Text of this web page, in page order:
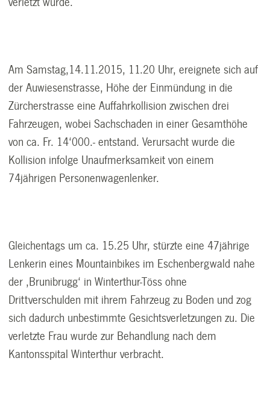
Am Samstag,14.11.2015, 11.20 Uhr, ereignete sich auf
der Auwiesenstrasse, Höhe der Einmündung in die
Zürcherstrasse eine Auffahrkollision zwischen drei
Fahrzeugen, wobei Sachschaden in einer Gesamthöhe
von ca. Fr. 14‘000.- entstand. Verursacht wurde die
Kollision infolge Unaufmerksamkeit von einem
74jährigen Personenwagenlenker.
Gleichentags um ca. 15.25 Uhr, stürzte eine 47jährige
Lenkerin eines Mountainbikes im Eschenbergwald nahe
der ‚Brunibrugg‘ in Winterthur-Töss ohne
Drittverschulden mit ihrem Fahrzeug zu Boden und zog
sich dadurch unbestimmte Gesichtsverletzungen zu. Die
verletzte Frau wurde zur Behandlung nach dem
Kantonsspital Winterthur verbracht.